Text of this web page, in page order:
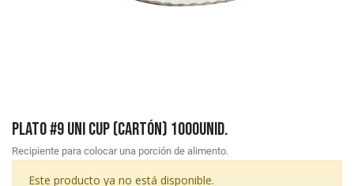
Plato #9 Uni Cup (Cartón) 1000unid.
Recipiente para colocar una porción de alimento.
Este producto ya no está disponible.